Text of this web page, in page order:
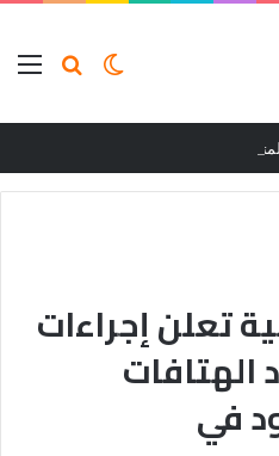
بحثالوضع
تعلن إجراءات
الهتافات
في